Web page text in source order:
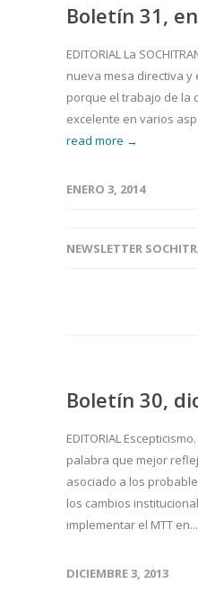
Boletín 31,
EDITORIAL La
nueva mesa directiva
porque el trabajo de la
excelente en varios
read more →
ENERO 3, 2014
NEWSLETTER
Boletín 30,
EDITORIAL
palabra que mejor
asociado a los
los cambios
implementar el MTT en...
DICIEMBRE 3, 2013